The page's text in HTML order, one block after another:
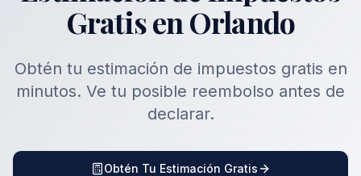
Gratis en Orlando
Obtén tu estimación de impuestos gratis en
minutos. Ve tu posible reembolso antes de
declarar.
Obtén Tu Estimación Gratis